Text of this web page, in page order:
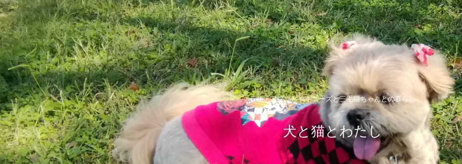
ラサ・アプソとペキニーズと三毛猫ちゃんとの暮らし
犬と猫とわたし